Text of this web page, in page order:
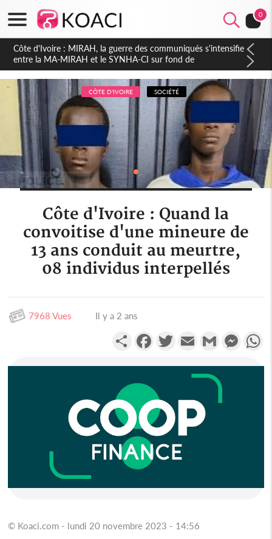
0
Côte d'Ivoire : Indépendance 2026, Thiam plaide pour un
environnement démocratique plus apaisé
CÔTE D'IVOIRE SOCIÉTÉ
Côte d'Ivoire : Quand la
convoitise d'une mineure de
13 ans conduit au meurtre,
08 individus interpellés
7968 Vues Il y a 2 ans
PartagerFacebookTwitterEmail Gmail
© Koaci.com - lundi 20 novembre 2023 - 14:56